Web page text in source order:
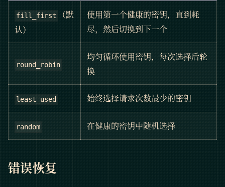
fill_first
（默
认）
使用第一个健康的密钥，直到耗
尽，然后切换到下一个
round_robin
均匀循环使用密钥，每次选择后轮
换
least_used 始终选择请求次数最少的密钥
random 在健康的密钥中随机选择
错误恢复